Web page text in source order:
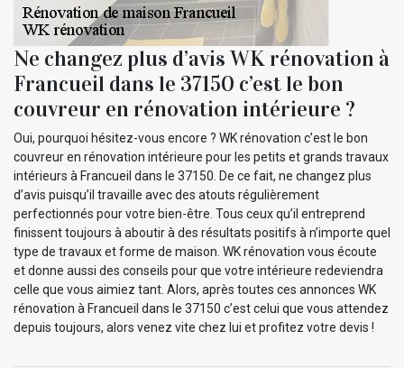
Ne changez plus d’avis WK rénovation à
Francueil dans le 37150 c’est le bon
couvreur en rénovation intérieure ?
Oui, pourquoi hésitez-vous encore ? WK rénovation c’est le bon
couvreur en rénovation intérieure pour les petits et grands travaux
intérieurs à Francueil dans le 37150. De ce fait, ne changez plus
d’avis puisqu’il travaille avec des atouts régulièrement
perfectionnés pour votre bien-être. Tous ceux qu’il entreprend
finissent toujours à aboutir à des résultats positifs à n’importe quel
type de travaux et forme de maison. WK rénovation vous écoute
et donne aussi des conseils pour que votre intérieure redeviendra
celle que vous aimiez tant. Alors, après toutes ces annonces WK
rénovation à Francueil dans le 37150 c’est celui que vous attendez
depuis toujours, alors venez vite chez lui et profitez votre devis !